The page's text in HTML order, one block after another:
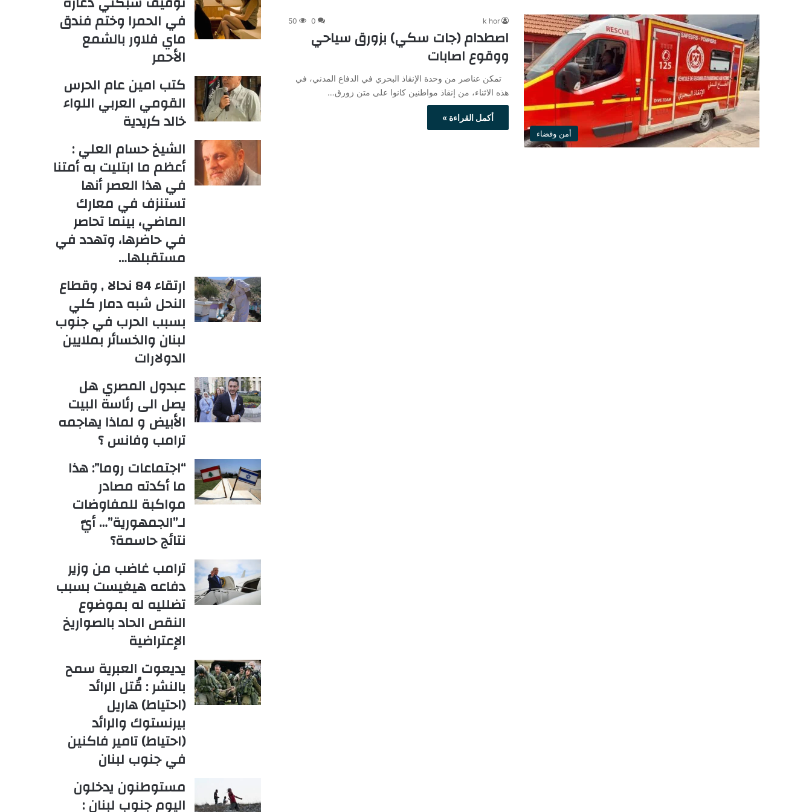
أمن وقضاء
k hor
0
50
اصطدام (جات سكي) بزورق سياحي
ووقوع اصابات
تمكن عناصر من وحدة الإنقاذ البحري في الدفاع المدني، في
هذه الاثناء، من إنقاذ مواطنين كانوا على متن زورق…
أكمل القراءة »
في الحمرا وختم فندق
ماي فلاور بالشمع
الأحمر
كتب امين عام الحرس
القومي العربي اللواء
خالد كريدية
الشيخ حسام العلي :
أعظم ما ابتليت به أمتنا
في هذا العصر أنها
تستنزف في معارك
الماضي، بينما تحاصر
في حاضرها، وتهدد في
مستقبلها…
ارتقاء 84 نحالا , وقطاع
النحل شبه دمار كلي
بسبب الحرب في جنوب
لبنان والخسائر بملايين
الدولارات
عبدول المصري هل
يصل الى رئاسة البيت
الأبيض و لماذا يهاجمه
ترامب وفانس ؟
“اجتماعات روما”: هذا
ما أكدته مصادر
مواكبة للمفاوضات
لـ”الجمهورية”… أيّ
نتائج حاسمة؟
ترامب غاضب من وزير
دفاعه هيغيست بسبب
تضلليه له بموضوع
النقص الحاد بالصواريخ
الإعتراضية
يديعوت العبرية سمح
بالنشر : قُتل الرائد
(احتياط) هاريل
بيرنستوك والرائد
(احتياط) تامير فاكنين
في جنوب لبنان
مستوطنون يدخلون
اليوم جنوب لبنان :